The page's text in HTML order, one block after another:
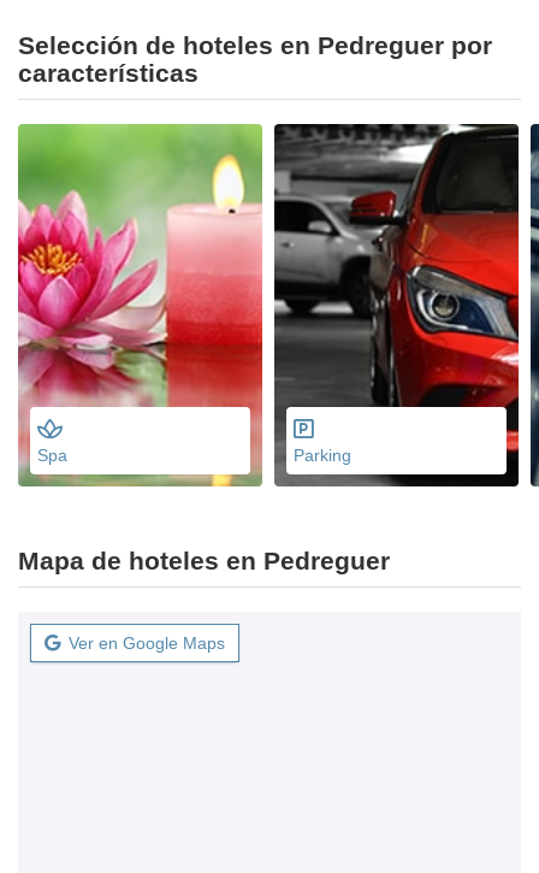
Selección de hoteles en Pedreguer por
características
Spa Parking
Mapa de hoteles en Pedreguer
Ver en Google Maps